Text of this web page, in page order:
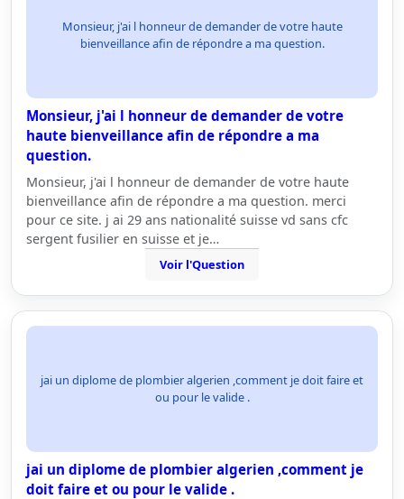
Monsieur, j'ai l honneur de demander de votre haute
bienveillance afin de répondre a ma question.
Monsieur, j'ai l honneur de demander de votre
haute bienveillance afin de répondre a ma
question.
Monsieur, j'ai l honneur de demander de votre haute
bienveillance afin de répondre a ma question. merci
pour ce site. j ai 29 ans nationalité suisse vd sans cfc
sergent fusilier en suisse et je…
Voir l'Question
jai un diplome de plombier algerien ,comment je doit faire et
ou pour le valide .
jai un diplome de plombier algerien ,comment je
doit faire et ou pour le valide .